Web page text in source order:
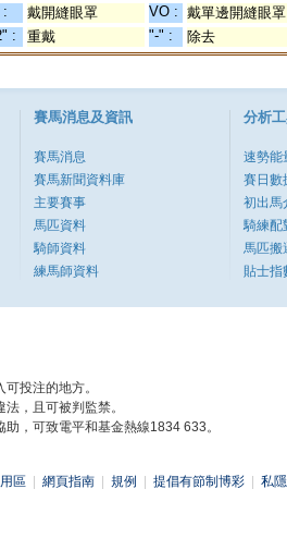
: 戴開縫眼罩 VO : 戴單邊開縫眼罩
: 重戴 "-" : 除去
賽馬消息及資訊
賽馬消息
賽馬新聞資料庫
主要賽事
馬匹資料
騎師資料
練馬師資料
分析
速勢能
賽日數
初出馬
騎練配
馬匹搬
貼士指
投注的地方。
，且可被判監禁。
，可致電平和基金熱線1834 633。
區 網頁指南 規例 提倡有節制博彩 私